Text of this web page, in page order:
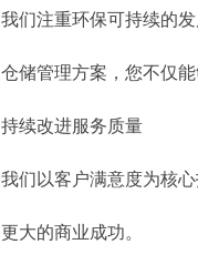
我们注重环保可持续的
仓储管理方案，您不仅
持续改进服务质量
我们以客户满意度为核
更大的商业成功。